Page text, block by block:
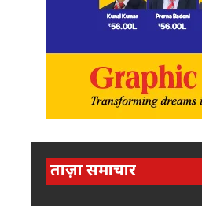
ताज़ा समाचार